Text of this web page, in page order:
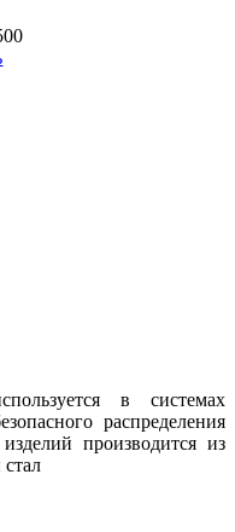
в системах
распределения
производится из